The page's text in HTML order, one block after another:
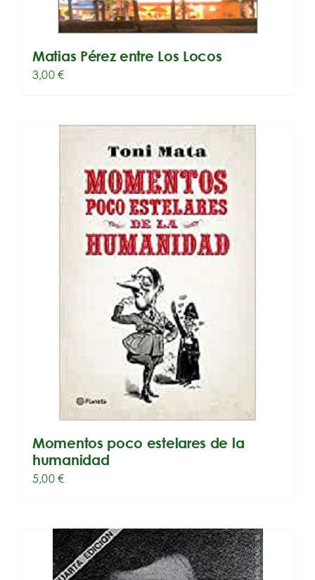
Matias Pérez entre Los Locos
3,00€
Momentos poco estelares de la
humanidad
5,00€